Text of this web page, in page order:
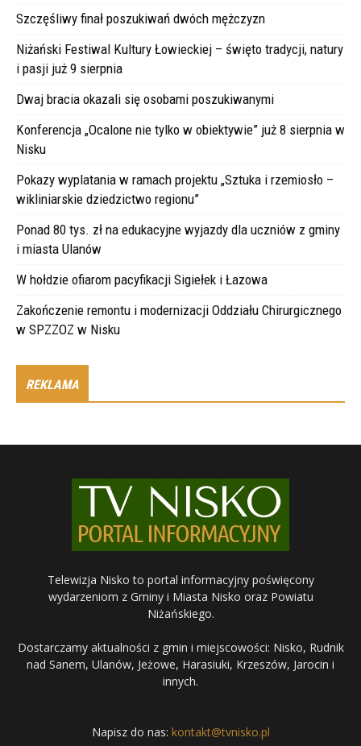
Szczęśliwy finał poszukiwań dwóch mężczyzn
Niżański Festiwal Kultury Łowieckiej – święto tradycji, natury
i pasji już 9 sierpnia
Dwaj bracia okazali się osobami poszukiwanymi
Konferencja „Ocalone nie tylko w obiektywie” już 8 sierpnia w
Nisku
Pokazy wyplatania w ramach projektu „Sztuka i rzemiosło –
wikliniarskie dziedzictwo regionu”
Ponad 80 tys. zł na edukacyjne wyjazdy dla uczniów z gminy
i miasta Ulanów
W hołdzie ofiarom pacyfikacji Sigiełek i Łazowa
Zakończenie remontu i modernizacji Oddziału Chirurgicznego
w SPZZOZ w Nisku
REKLAMA
Telewizja Nisko to portal informacyjny poświęcony
wydarzeniom z Gminy i Miasta Nisko oraz Powiatu
Niżańskiego.
Dostarczamy aktualności z gmin i miejscowości: Nisko, Rudnik
nad Sanem, Ulanów, Jeżowe, Harasiuki, Krzeszów, Jarocin i
innych.
Napisz do nas: kontakt@tvnisko.pl